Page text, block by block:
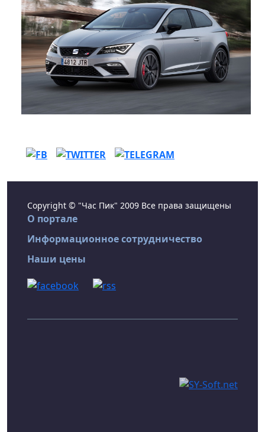
Copyright © "Час Пик" 2009 Все права защищены
О портале
Информационное сотрудничество
Наши цены